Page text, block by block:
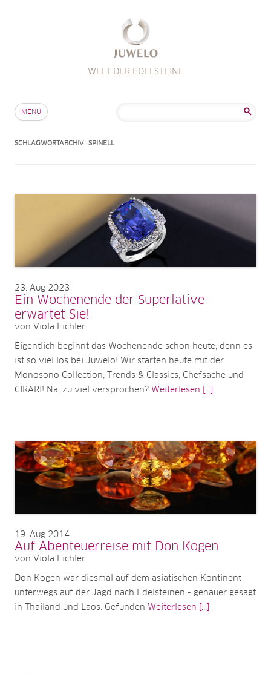
WELT DER EDELSTEINE
MENÜ
SCHLAGWORTARCHIV: SPINELL
23 Aug 2023
Ein Wochenende der Superlative
erwartet Sie!
von Viola Eichler
Eigentlich beginnt das Wochenende schon heute, denn es
ist so viel los bei Juwelo! Wir starten heute mit der
Monosono Collection, Trends & Classics, Chefsache und
CIRARI! Na, zu viel versprochen? Weiterlesen [...]
19 Aug 2014
Auf Abenteuerreise mit Don Kogen
von Viola Eichler
Don Kogen war diesmal auf dem asiatischen Kontinent
unterwegs auf der Jagd nach Edelsteinen - genauer gesagt
in Thailand und Laos. Gefunden Weiterlesen [...]